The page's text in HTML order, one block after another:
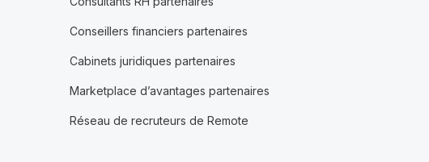
Conseillers financiers partenaires
Cabinets juridiques partenaires
Marketplace d’avantages partenaires
Réseau de recruteurs de Remote